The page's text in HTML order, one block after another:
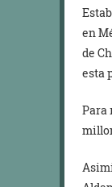
en
de
esta
Para